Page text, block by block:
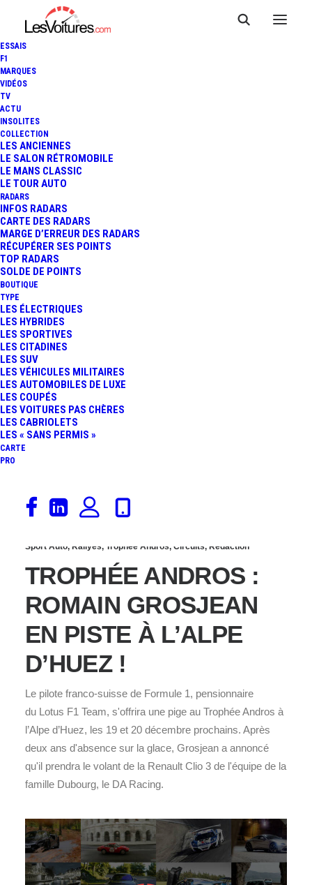
ESSAIS
F1
MARQUES
VIDÉOS
TV
ACTU
INSOLITES
COLLECTION
LES ANCIENNES
LE SALON RÉTROMOBILE
LE MANS CLASSIC
LE TOUR AUTO
RADARS
INFOS RADARS
CARTE DES RADARS
MARGE D’ERREUR DES RADARS
RÉCUPÉRER SES POINTS
TOP RADARS
SOLDE DE POINTS
BOUTIQUE
TYPE
LES ÉLECTRIQUES
LES HYBRIDES
LES SPORTIVES
LES CITADINES
LES SUV
LES VÉHICULES MILITAIRES
LES AUTOMOBILES DE LUXE
LES COUPÉS
LES VOITURES PAS CHÈRES
LES CABRIOLETS
LES « SANS PERMIS »
CARTE
PRO
6 décembre 2015
TROPHÉE ANDROS –
VAL THORENS :
BENJAMIN RIVIÈRE
PROFITE DES
MALHEURS DE
Sport Auto, Rallyes, Trophée Andros, Circuits, Rédaction
TROPHÉE ANDROS :
ROMAIN GROSJEAN
EN PISTE À L’ALPE
D’HUEZ !
Le pilote franco-suisse de Formule 1, pensionnaire
du Lotus F1 Team, s'offrira une pige au Trophée Andros à
l’Alpe d’Huez, les 19 et 20 décembre prochains. Après
deux ans d'absence sur la glace, Grosjean a annoncé
qu'il prendra le volant de la Renault Clio 3 de l'équipe de la
famille Dubourg, le DA Racing.